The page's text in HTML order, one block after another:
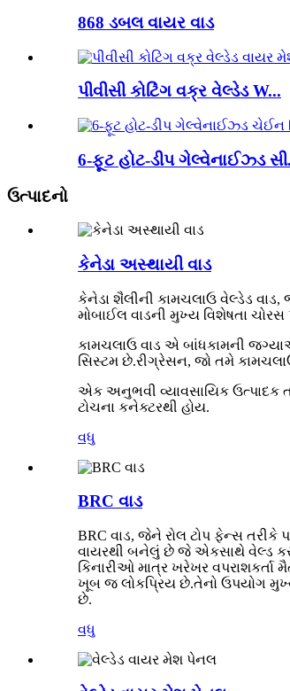
868 ડબલ વાયર વાડ
પીવીસી કોટિંગ વક્ર વેલ્ડેડ W...
6-ફૂટ હોટ-ડીપ ગેલ્વેનાઈઝ્ડ
ઉત્પાદનો
કેનેડા અસ્થાયી વાડ
કેનેડા શૈલીની કામચલાઉ વેલ્ડેડ
મોબાઈલ વાડની મુખ્ય વિશેષતા
કામચલાઉ વાડ એ બાંધકામની
સિસ્ટમ છે.રીગ્રેસન, જો તમે
એક અનુભવી વ્યાવસાયિક ઉત્પાદક
ટોચના કનેક્ટરથી હોય.
વધુ
BRC વાડ
BRC વાડ, જેને રોલ ટોપ ફેન્સ
વાયરથી બનેલું છે જે એકસાથે વેલ્ડ
કિનારીઓ માત્ર ખરેખર વપરાશકર્તા
ખૂબ જ લોકપ્રિય છે.તેનો ઉપયોગ
છે.
વધુ